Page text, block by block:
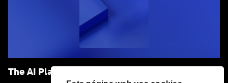
The AI Playbook for Financial Services